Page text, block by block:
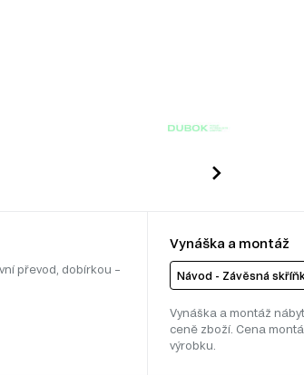
převod, dobírkou –
Vynáška a montáž
Návod - Závěsná
Vynáška a montáž
ceně zboží. Cena
výrobku.